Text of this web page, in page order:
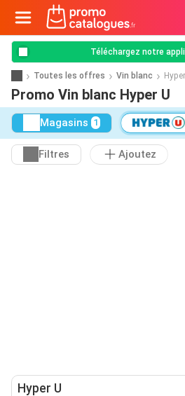
Téléchargez notre
Toutes les offres Vin blanc
Promo Vin blanc Hyper U
Magasins 1
Filtres Ajoutez
Hyper U